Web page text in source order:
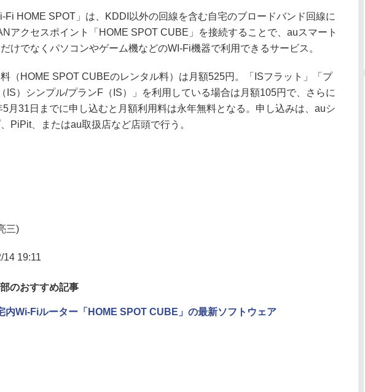
HOME SPOT」は、KDDI以外の回線を含む自宅のブロードバンド回線に
アクセスポイント「HOME SPOT CUBE」を接続することで、auスマート
けでなくパソコンやゲーム機などのWI-Fi機器で利用できるサービス。
（HOME SPOT CUBEのレンタル料）は月額525円。「ISフラット」「プ
IS）シンプル/プランF（IS）」を利用している場合は月額105円で、さらに
5月31日までに申し込むと月額利用料は永年無料となる。申し込みは、auシ
PiPit、またはau取扱店など店頭で行う。
三)
14 19:11
のおすすめ記事
内Wi-Fiルーター「HOME SPOT CUBE」の最新ソフトウェア